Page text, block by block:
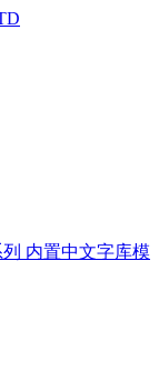
内置中文字库模